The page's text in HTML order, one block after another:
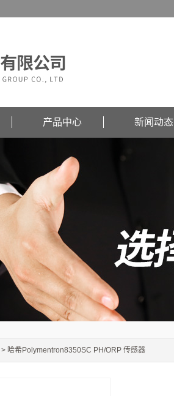
产品中心 新闻动态
> 哈希Polymentron8350SC PH/ORP 传感器